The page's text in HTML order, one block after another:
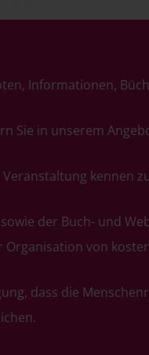
Informationen,
Sie in unserem
kennen
der Buch- und
Organisation von
dass die